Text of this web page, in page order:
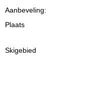
Aanbeveling:
Plaats
Skigebied